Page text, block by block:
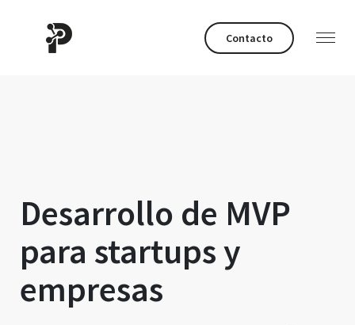
Contacto
Desarrollo de MVP
para startups y
empresas